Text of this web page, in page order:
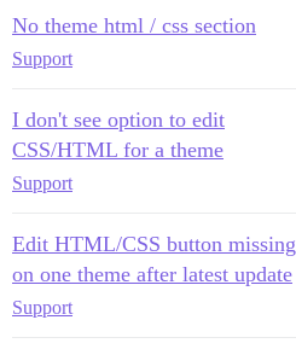
No theme html / css section
Support
I don't see option to edit
CSS/HTML for a theme
Support
Edit HTML/CSS button missing
on one theme after latest update
Support